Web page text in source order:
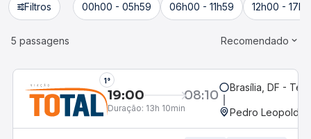
Filtros 00h00 - 05h59 06h00 - 11h59 12h00 -
5 passagens Recomendado
1°
19:00 08:10
Duração: 13h 10min
Brasília, DF -
Pedro Leopoldo,